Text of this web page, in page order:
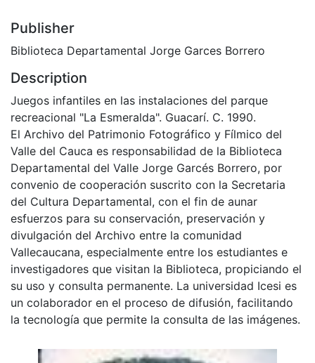
Publisher
Biblioteca Departamental Jorge Garces Borrero
Description
Juegos infantiles en las instalaciones del parque
recreacional "La Esmeralda". Guacarí. C. 1990.
El Archivo del Patrimonio Fotográfico y Fílmico del
Valle del Cauca es responsabilidad de la Biblioteca
Departamental del Valle Jorge Garcés Borrero, por
convenio de cooperación suscrito con la Secretaria
del Cultura Departamental, con el fin de aunar
esfuerzos para su conservación, preservación y
divulgación del Archivo entre la comunidad
Vallecaucana, especialmente entre los estudiantes e
investigadores que visitan la Biblioteca, propiciando el
su uso y consulta permanente. La universidad Icesi es
un colaborador en el proceso de difusión, facilitando
la tecnología que permite la consulta de las imágenes.